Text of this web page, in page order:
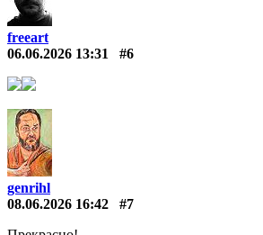
freeart
06.06.2026 13:31
#6
genrihl
08.06.2026 16:42
#7